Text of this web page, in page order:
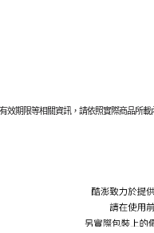
效期限等相關資訊，請依照實際商品所